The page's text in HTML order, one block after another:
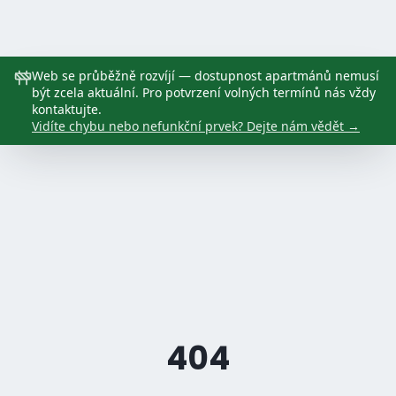
Web se průběžně rozvíjí — dostupnost apartmánů nemusí
být zcela aktuální. Pro potvrzení volných termínů nás vždy
kontaktujte.
Vidíte chybu nebo nefunkční prvek? Dejte nám vědět →
404